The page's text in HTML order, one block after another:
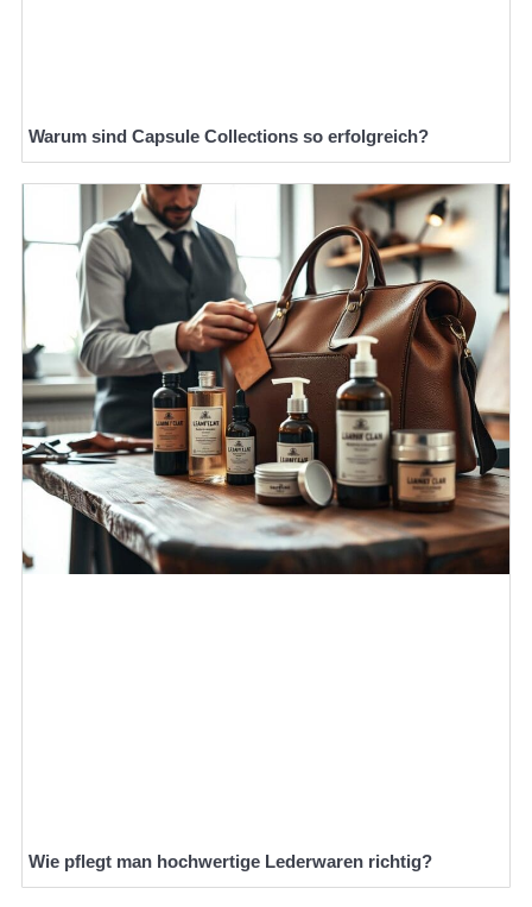
Warum sind Capsule Collections so erfolgreich?
Wie pflegt man hochwertige Lederwaren richtig?